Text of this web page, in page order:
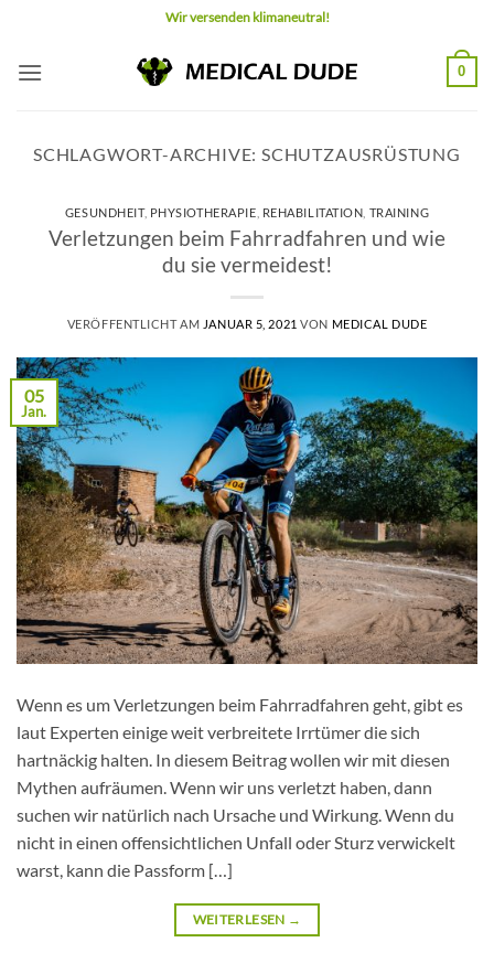
springen
Wir versenden klimaneutral!
0
SCHLAGWORT-ARCHIVE:SCHUTZAUSRÜSTUNG
GESUNDHEIT, PHYSIOTHERAPIE REHABILITATION TRAINING
Verletzungen beim Fahrradfahren und wie
du sie vermeidest!
VERÖFFENTLICHT AM JANUAR 5, 2021 VON MEDICAL DUDE
05
Jan.
Wenn es um Verletzungen beim Fahrradfahren geht, gibt es
laut Experten einige weit verbreitete Irrtümer die sich
hartnäckig halten. In diesem Beitrag wollen wir mit diesen
Mythen aufräumen. Wenn wir uns verletzt haben, dann
suchen wir natürlich nach Ursache und Wirkung. Wenn du
nicht in einen offensichtlichen Unfall oder Sturz verwickelt
warst, kann die Passform […]
WEITERLESEN →